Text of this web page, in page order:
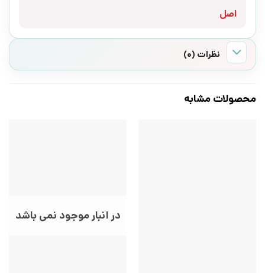
اصل
نظرات (0)
محصولات مشابه
در انبار موجود نمی باشد